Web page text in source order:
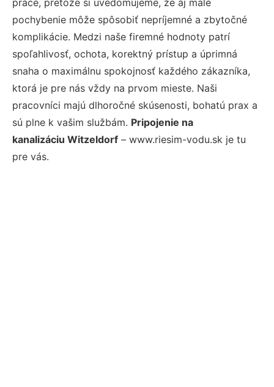
práce, pretože si uvedomujeme, že aj malé
pochybenie môže spôsobiť nepríjemné a zbytočné
komplikácie. Medzi naše firemné hodnoty patrí
spoľahlivosť, ochota, korektný prístup a úprimná
snaha o maximálnu spokojnosť každého zákazníka,
ktorá je pre nás vždy na prvom mieste. Naši
pracovníci majú dlhoročné skúsenosti, bohatú prax a
sú plne k vašim službám. Pripojenie na
kanalizáciu Witzeldorf – www.riesim-vodu.sk je tu
pre vás.